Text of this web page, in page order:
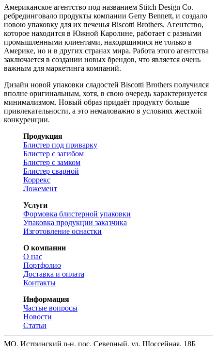
Американское агентство под названием Stitch Design Co.
ребрединговало продукты компании Gerry Bennett, и создало
новою упаковку для их печенья Biscotti Brothers. Агентство,
которое находится в Южной Каролине, работает с разными
промышленными клиентами, находящимися не только в
Америке, но и в других странах мира. Работа этого агентства
заключается в создании новых брендов, что является очень
важным для маркетинга компаний.
Дизайн новой упаковки сладостей Biscotti Brothers получился
вполне оригинальным, хотя, в свою очередь характеризуется
минимализмом. Новый образ придаёт продукту больше
привлекательности, а это немаловажно в условиях жесткой
конкуренции.
Продукция
Блистер под приварку
Блистер с загибом
Блистер с замком
Блистер сварной
Коррекс
Ложемент
Услуги
Формовка блистерной упаковки
Упаковка продукции заказчика
Изготовление оснастки
О компании
О нас
Портфолио
Доставка и оплата
Контакты
Информация
Частые вопросы
Новости
Статьи
МО, Истринский р-н, пос. Северный, ул. Шоссейная, 18Б